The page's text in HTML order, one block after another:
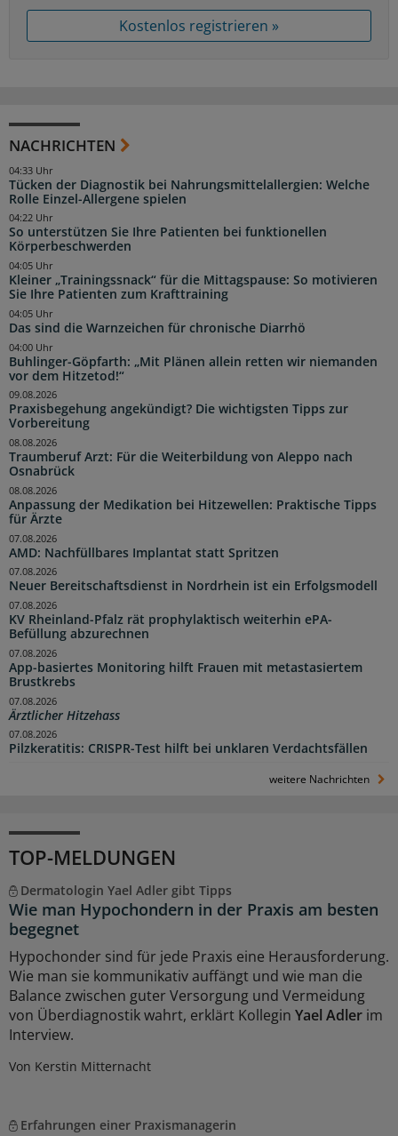
Kostenlos registrieren »
NACHRICHTEN
Tücken der Diagnostik bei Nahrungsmittelallergien: Welche
Rolle Einzel-Allergene spielen
04:33 Uhr
So unterstützen Sie Ihre Patienten bei funktionellen
Körperbeschwerden
04:22 Uhr
Kleiner „Trainingssnack“ für die Mittagspause: So motivieren
Sie Ihre Patienten zum Krafttraining
04:05 Uhr
Das sind die Warnzeichen für chronische Diarrhö
04:05 Uhr
Buhlinger-Göpfarth: „Mit Plänen allein retten wir niemanden
vor dem Hitzetod!“
04:00 Uhr
Praxisbegehung angekündigt? Die wichtigsten Tipps zur
Vorbereitung
09.08.2026
Traumberuf Arzt: Für die Weiterbildung von Aleppo nach
Osnabrück
08.08.2026
Anpassung der Medikation bei Hitzewellen: Praktische Tipps
für Ärzte
08.08.2026
AMD: Nachfüllbares Implantat statt Spritzen
07.08.2026
Neuer Bereitschaftsdienst in Nordrhein ist ein Erfolgsmodell
07.08.2026
KV Rheinland-Pfalz rät prophylaktisch weiterhin ePA-
Befüllung abzurechnen
07.08.2026
App-basiertes Monitoring hilft Frauen mit metastasiertem
Brustkrebs
07.08.2026
Ärztlicher Hitzehass
07.08.2026
Pilzkeratitis: CRISPR-Test hilft bei unklaren Verdachtsfällen
07.08.2026
weitere Nachrichten
TOP-MELDUNGEN
Dermatologin Yael Adler gibt Tipps
Wie man Hypochondern in der Praxis am besten
begegnet
Hypochonder sind für jede Praxis eine Herausforderung.
Wie man sie kommunikativ auffängt und wie man die
Balance zwischen guter Versorgung und Vermeidung
von Überdiagnostik wahrt, erklärt Kollegin Yael Adler im
Interview.
Von Kerstin Mitternacht
Erfahrungen einer Praxismanagerin